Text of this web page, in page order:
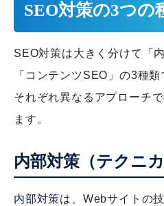
SEO対策の3つの
SEO対策は大きく分けて「
「コンテンツSEO」の3種類
それぞれ異なるアプローチ
ます。
内部対策（テクニカ
内部対策は、Webサイトの